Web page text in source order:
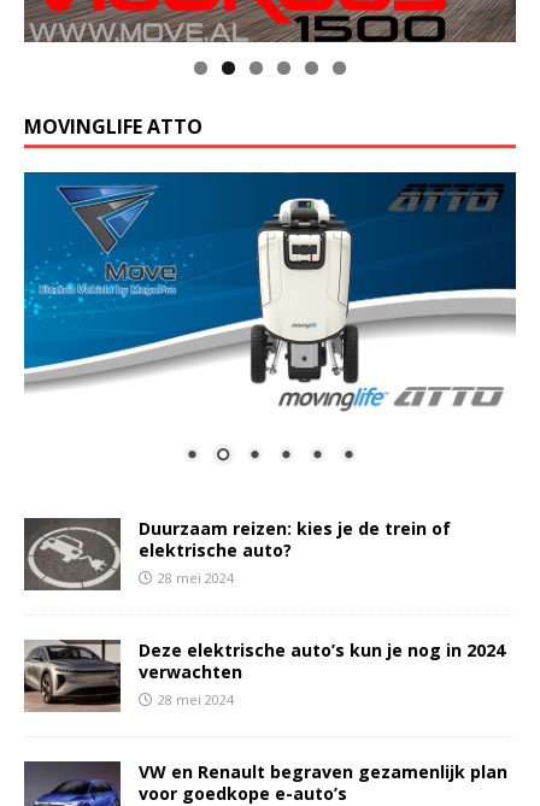
MOVINGLIFE ATTO
Duurzaam reizen: kies je de trein of
elektrische auto?
28 mei 2024
Deze elektrische auto’s kun je nog in 2024
verwachten
28 mei 2024
VW en Renault begraven gezamenlijk plan
voor goedkope e-auto’s